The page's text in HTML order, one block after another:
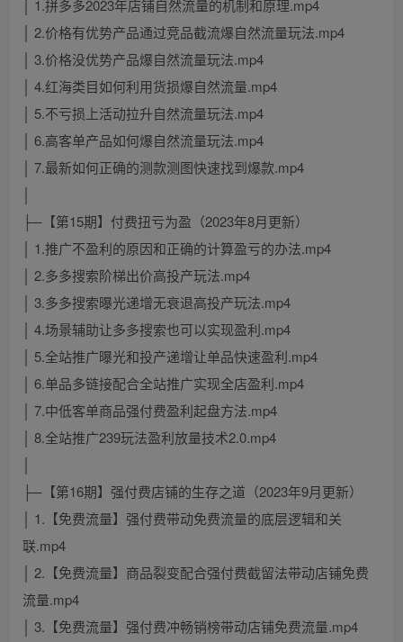
│ 1.拼多多2023年店铺自然流量的机制和原理.mp4
│ 2.价格有优势产品通过竞品截流爆自然流量玩法.mp4
│ 3.价格没优势产品爆自然流量玩法.mp4
│ 4.红海类目如何利用货损爆自然流量.mp4
│ 5.不亏损上活动拉升自然流量玩法.mp4
│ 6.高客单产品如何爆自然流量玩法.mp4
│ 7.最新如何正确的测款测图快速找到爆款.mp4
├─【第15期】付费扭亏为盈（2023年8月更新）
│ 1.推广不盈利的原因和正确的计算盈亏的办法.mp4
│ 2.多多搜索阶梯出价高投产玩法.mp4
│ 3.多多搜索曝光递增无衰退高投产玩法.mp4
│ 4.场景辅助让多多搜索也可以实现盈利.mp4
│ 5.全站推广曝光和投产递增让单品快速盈利.mp4
│ 6.单品多链接配合全站推广实现全店盈利.mp4
│ 7.中低客单商品强付费盈利起盘方法.mp4
│ 8.全站推广239玩法盈利放量技术2.0.mp4
├─【第16期】强付费店铺的生存之道（2023年9月更新）
│ 1.【免费流量】强付费带动免费流量的底层逻辑和关
联.mp4
│ 2.【免费流量】商品裂变配合强付费截留法带动店铺免费
流量.mp4
│ 3.【免费流量】强付费冲畅销榜带动店铺免费流量.mp4